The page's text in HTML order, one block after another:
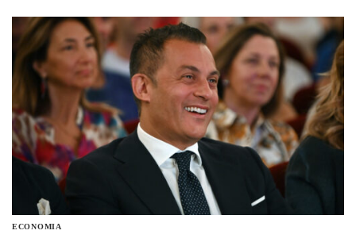
piano scientifico, tecnologico e strategico
ECONOMIA